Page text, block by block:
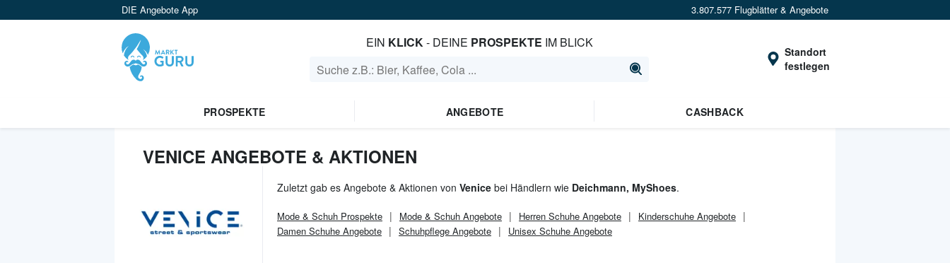
DIE Angebote App 3.807.577 Flugblätter & Angebote
EIN KLICK- DEINE PROSPEKTE IM BLICK
Standort
festlegen
PROSPEKTE ANGEBOTE CASHBACK
VENICE ANGEBOTE & AKTIONEN
Zuletzt gab es Angebote & Aktionen von Venice bei Händlern wie Deichmann, MyShoes.
Mode & Schuh Prospekte Mode & Schuh Angebote Herren Schuhe Angebote
Kinderschuhe Angebote
Damen Schuhe Angebote
Schuhpflege Angebote Unisex Schuhe Angebote